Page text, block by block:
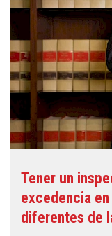
Tener un
excedencia
diferentes de